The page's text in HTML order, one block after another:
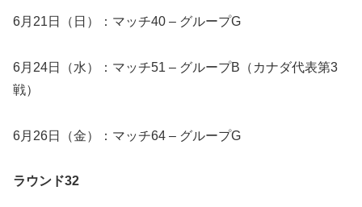
6月21日（日）：マッチ40 – グループG
6月24日（水）：マッチ51 – グループB（カナダ代表第3
戦）
6月26日（金）：マッチ64 – グループG
ラウンド32